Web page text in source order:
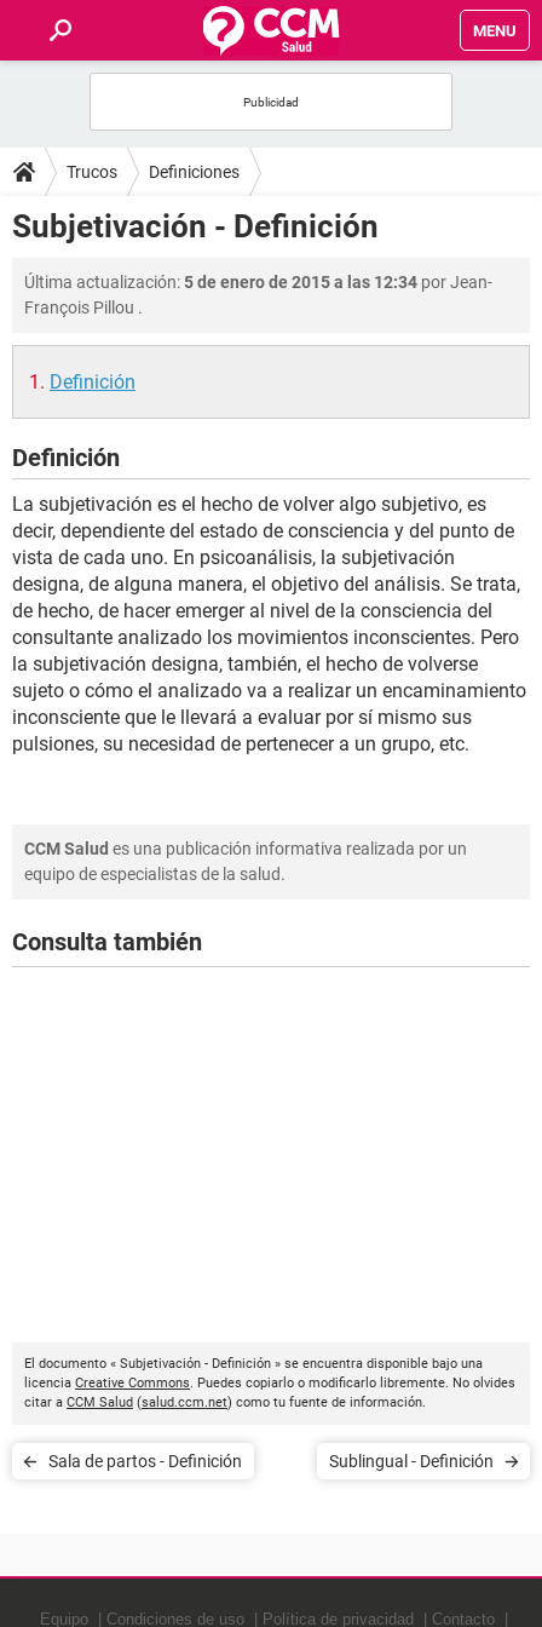
MENU
FOROS
SALUD
FAMILIA
NUTRICIÓN
SEXUALIDAD
GLOSARIO
Trucos Definiciones
Subjetivación - Definición
Última actualización:5 de enero de 2015 a las 12:34 porJean-
François Pillou .
Definición
Definición
La subjetivación es el hecho de volver algo subjetivo, es
decir, dependiente del estado de consciencia y del punto de
vista de cada uno. En psicoanálisis, la subjetivación
designa, de alguna manera, el objetivo del análisis. Se trata,
de hecho, de hacer emerger al nivel de la consciencia del
consultante analizado los movimientos inconscientes. Pero
la subjetivación designa, también, el hecho de volverse
sujeto o cómo el analizado va a realizar un encaminamiento
inconsciente que le llevará a evaluar por sí mismo sus
pulsiones, su necesidad de pertenecer a un grupo, etc.
CCM Salud es una publicación informativa realizada por un
equipo de especialistas de la salud.
Consulta también
El documento « Subjetivación - Definición » se encuentra disponible bajo una
licencia Creative Commons. Puedes copiarlo o modificarlo libremente. No olvides
citar a CCM Salud (salud.ccm.net) como tu fuente de información.
Sala de partos - Definición Sublingual - Definición
Equipo Condiciones de uso Política de privacidad Contacto